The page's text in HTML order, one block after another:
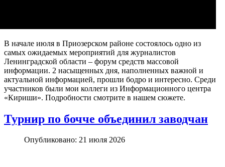
В начале июля в Приозерском районе состоялось одно из
самых ожидаемых мероприятий для журналистов
Ленинградской области – форум средств массовой
информации. 2 насыщенных дня, наполненных важной и
актуальной информацией, прошли бодро и интересно. Среди
участников были мои коллеги из Информационного центра
«Кириши». Подробности смотрите в нашем сюжете.
Турнир по бочче объединил заводчан
Опубликовано: 21 июля 2026